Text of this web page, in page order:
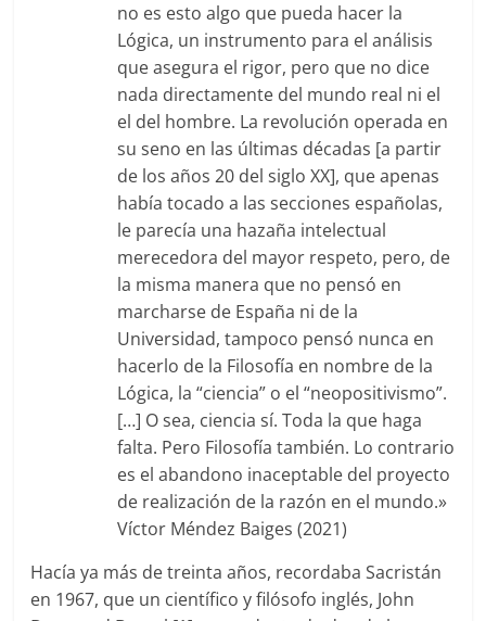
no es esto algo que pueda hacer la
Lógica, un instrumento para el análisis
que asegura el rigor, pero que no dice
nada directamente del mundo real ni el
el del hombre. La revolución operada en
su seno en las últimas décadas [a partir
de los años 20 del siglo XX], que apenas
había tocado a las secciones españolas,
le parecía una hazaña intelectual
merecedora del mayor respeto, pero, de
la misma manera que no pensó en
marcharse de España ni de la
Universidad, tampoco pensó nunca en
hacerlo de la Filosofía en nombre de la
Lógica, la “ciencia” o el “neopositivismo”.
[…] O sea, ciencia sí. Toda la que haga
falta. Pero Filosofía también. Lo contrario
es el abandono inaceptable del proyecto
de realización de la razón en el mundo.»
Víctor Méndez Baiges (2021)
Hacía ya más de treinta años, recordaba Sacristán
en 1967, que un científico y filósofo inglés, John